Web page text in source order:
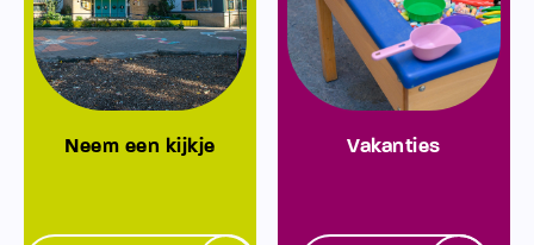
Neem een kijkje Vakanties